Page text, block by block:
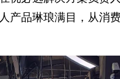
产品琳琅满目，从消